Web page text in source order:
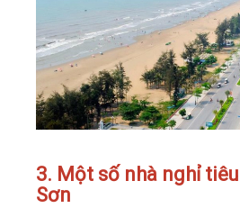
3. Một số nhà nghỉ
Sơn